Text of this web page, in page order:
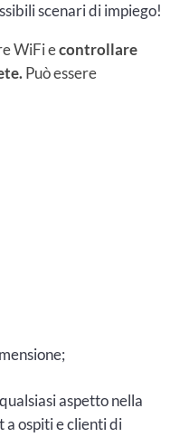
scenari di impiego!
WiFi econtrollare
Può essere
aspetto nella
ospiti e clienti di